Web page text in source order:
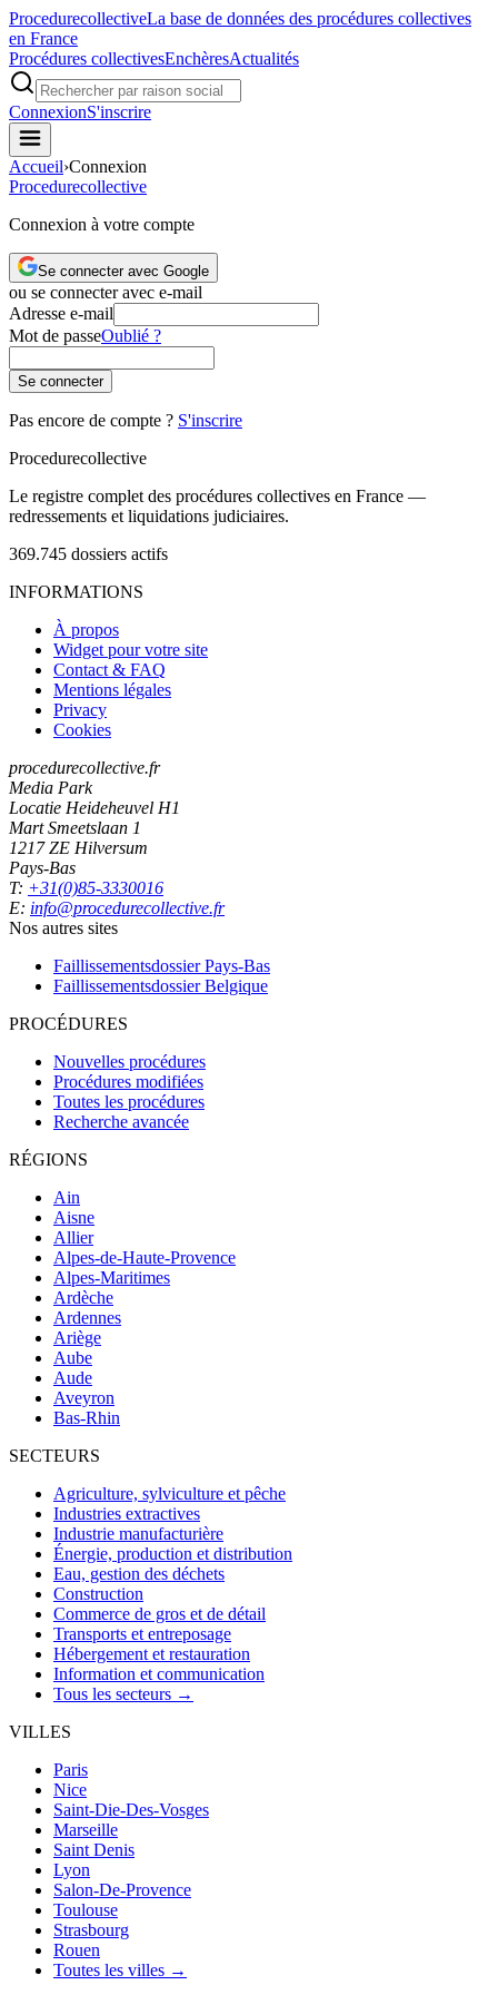
ProcedurecollectiveLa base de données des procédures collectives
en France
Procédures collectivesEnchèresActualités
ConnexionS'inscrire
Accueil›Connexion
Procedurecollective
Connexion à votre compte
Se connecter avec Google
ou se connecter avec e-mail
Adresse e-mail
Mot de passeOublié ?
Se connecter
Pas encore de compte ? S'inscrire
Procedurecollective
Le registre complet des procédures collectives en France —
redressements et liquidations judiciaires.
369.745 dossiers actifs
INFORMATIONS
À propos
Widget pour votre site
Contact & FAQ
Mentions légales
Privacy
Cookies
procedurecollective.fr
Media Park
Locatie Heideheuvel H1
Mart Smeetslaan 1
1217 ZE Hilversum
Pays-Bas
T: +31(0)85-3330016
E: info@procedurecollective.fr
Nos autres sites
Faillissementsdossier Pays-Bas
Faillissementsdossier Belgique
PROCÉDURES
Nouvelles procédures
Procédures modifiées
Toutes les procédures
Recherche avancée
RÉGIONS
Ain
Aisne
Allier
Alpes-de-Haute-Provence
Alpes-Maritimes
Ardèche
Ardennes
Ariège
Aube
Aude
Aveyron
Bas-Rhin
SECTEURS
Agriculture, sylviculture et pêche
Industries extractives
Industrie manufacturière
Énergie, production et distribution
Eau, gestion des déchets
Construction
Commerce de gros et de détail
Transports et entreposage
Hébergement et restauration
Information et communication
Tous les secteurs →
VILLES
Paris
Nice
Saint-Die-Des-Vosges
Marseille
Saint Denis
Lyon
Salon-De-Provence
Toulouse
Strasbourg
Rouen
Toutes les villes →